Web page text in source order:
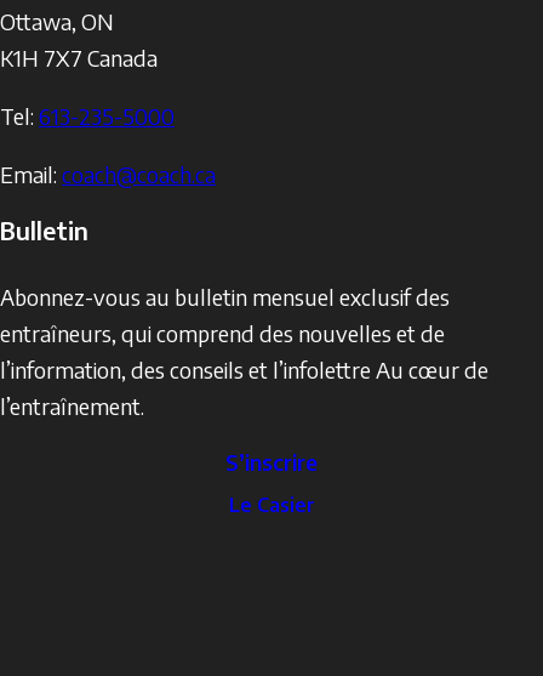
Ottawa, ON
K1H 7X7 Canada
Tel: 613-235-5000
Email: coach@coach.ca
Bulletin
Abonnez-vous au bulletin mensuel exclusif des
entraîneurs, qui comprend des nouvelles et de
l’information, des conseils et l’infolettre Au cœur de
l’entraînement.
S’inscrire
Le Casier